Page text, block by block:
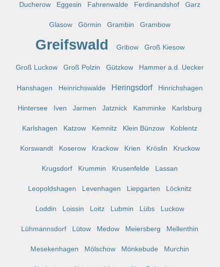
Ducherow Eggesin Fahrenwalde Ferdinandshof Garz
Glasow Görmin Grambin Grambow
Greifswald Gribow Groß Kiesow
Groß Luckow Groß Polzin Gützkow Hammer a.d. Uecker
Hanshagen Heinrichswalde Heringsdorf Hinrichshagen
Hintersee Iven Jarmen Jatznick Kamminke Karlsburg
Karlshagen Katzow Kemnitz Klein Bünzow Koblentz
Korswandt Koserow Krackow Krien Kröslin Kruckow
Krugsdorf Krummin Krusenfelde Lassan
Leopoldshagen Levenhagen Liepgarten Löcknitz
Loddin Loissin Loitz Lubmin Lübs Luckow
Lühmannsdorf Lütow Medow Meiersberg Mellenthin
Mesekenhagen Mölschow Mönkebude Murchin